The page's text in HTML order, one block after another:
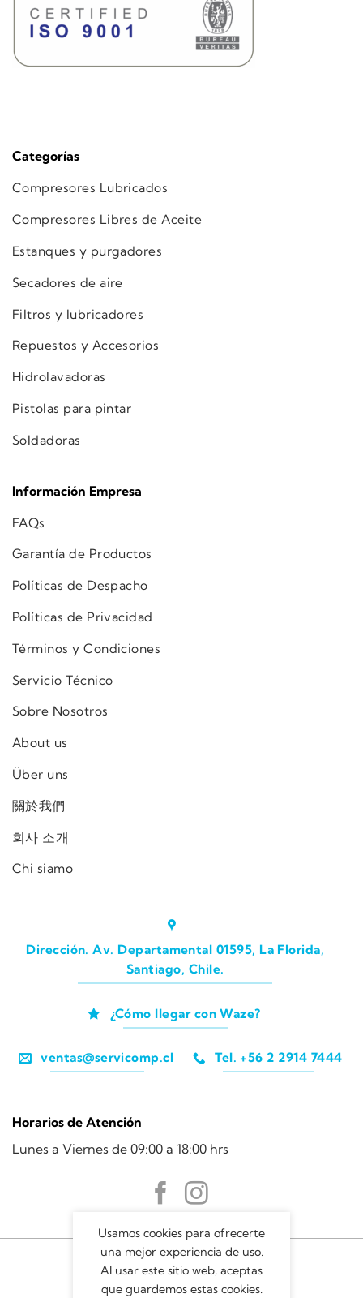
Categorías
Compresores Lubricados
Compresores Libres de Aceite
Estanques y purgadores
Secadores de aire
Filtros y lubricadores
Repuestos y Accesorios
Hidrolavadoras
Pistolas para pintar
Soldadoras
Información Empresa
FAQs
Garantía de Productos
Políticas de Despacho
Políticas de Privacidad
Términos y Condiciones
Servicio Técnico
Sobre Nosotros
About us
Über uns
關於我們
회사 소개
Chi siamo
Dirección. Av. Departamental 01595, La Florida,
Santiago, Chile.
¿Cómo llegar con Waze?
ventas@servicomp.cl Tel. +56 2 2914 7444
Horarios de Atención
Lunes a Viernes de 09:00 a 18:00 hrs
Usamos cookies para ofrecerte
una mejor experiencia de uso.
Al usar este sitio web, aceptas
que guardemos estas cookies.